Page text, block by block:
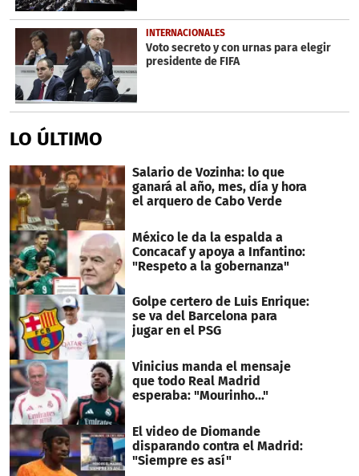
INTERNACIONALES
Voto secreto y con urnas para elegir
presidente de FIFA
LO ÚLTIMO
Salario de Vozinha: lo que
ganará al año, mes, día y hora
el arquero de Cabo Verde
México le da la espalda a
Concacaf y apoya a Infantino:
"Respeto a la gobernanza"
Golpe certero de Luis Enrique:
se va del Barcelona para
jugar en el PSG
Vinicius manda el mensaje
que todo Real Madrid
esperaba: "Mourinho..."
El video de Diomande
disparando contra el Madrid:
"Siempre es así"